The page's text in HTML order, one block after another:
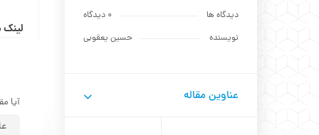
دیدگاه ها
0 دیدگاه
نویسنده
حسين يعقوبي
عناوین مقاله
لینک
آیا